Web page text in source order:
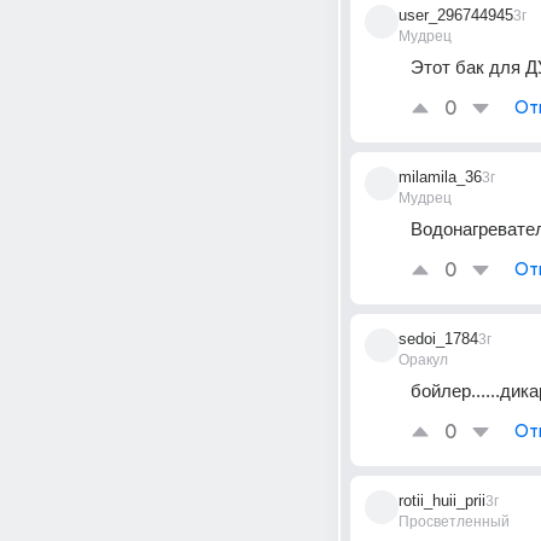
user_296744945
Мудрец
3г
Этот бак для
0
milamila_36
Мудрец
3г
0
sedoi_1784
Оракул
3г
0
rotii_huii_prii
Просветленный
3г